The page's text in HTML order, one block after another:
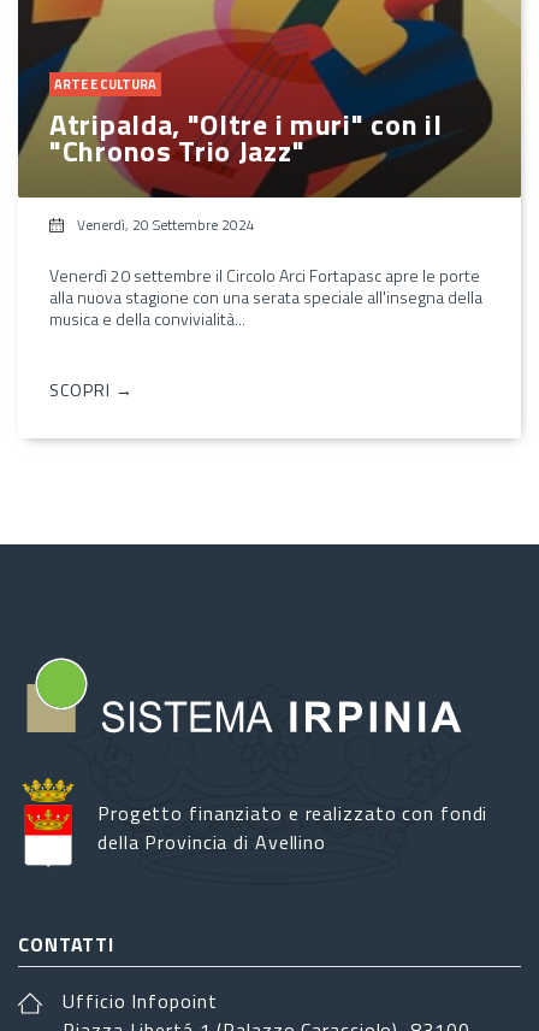
ARTE E CULTURA
Atripalda, "Oltre i muri" con il
"Chronos Trio Jazz"
Venerdì, 20 Settembre 2024
Venerdì 20 settembre il Circolo Arci Fortapasc apre le porte
alla nuova stagione con una serata speciale all'insegna della
musica e della convivialità...
SCOPRI →
Progetto finanziato e realizzato con fondi
della Provincia di Avellino
CONTATTI
Ufficio Infopoint